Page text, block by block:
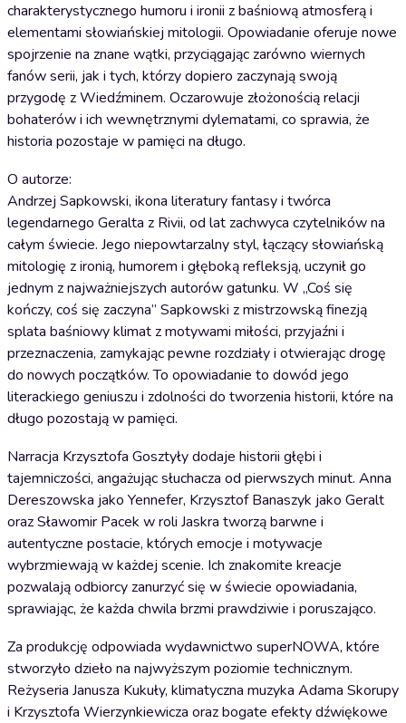
charakterystycznego humoru i ironii z baśniową atmosferą i
elementami słowiańskiej mitologii. Opowiadanie oferuje nowe
spojrzenie na znane wątki, przyciągając zarówno wiernych
fanów serii, jak i tych, którzy dopiero zaczynają swoją
przygodę z Wiedźminem. Oczarowuje złożonością relacji
bohaterów i ich wewnętrznymi dylematami, co sprawia, że
historia pozostaje w pamięci na długo.
O autorze:
Andrzej Sapkowski, ikona literatury fantasy i twórca
legendarnego Geralta z Rivii, od lat zachwyca czytelników na
całym świecie. Jego niepowtarzalny styl, łączący słowiańską
mitologię z ironią, humorem i głęboką refleksją, uczynił go
jednym z najważniejszych autorów gatunku. W „Coś się
kończy, coś się zaczyna” Sapkowski z mistrzowską finezją
splata baśniowy klimat z motywami miłości, przyjaźni i
przeznaczenia, zamykając pewne rozdziały i otwierając drogę
do nowych początków. To opowiadanie to dowód jego
literackiego geniuszu i zdolności do tworzenia historii, które na
długo pozostają w pamięci.
Narracja Krzysztofa Gosztyły dodaje historii głębi i
tajemniczości, angażując słuchacza od pierwszych minut. Anna
Dereszowska jako Yennefer, Krzysztof Banaszyk jako Geralt
oraz Sławomir Pacek w roli Jaskra tworzą barwne i
autentyczne postacie, których emocje i motywacje
wybrzmiewają w każdej scenie. Ich znakomite kreacje
pozwalają odbiorcy zanurzyć się w świecie opowiadania,
sprawiając, że każda chwila brzmi prawdziwie i poruszająco.
Za produkcję odpowiada wydawnictwo superNOWA, które
stworzyło dzieło na najwyższym poziomie technicznym.
Reżyseria Janusza Kukuły, klimatyczna muzyka Adama Skorupy
i Krzysztofa Wierzynkiewicza oraz bogate efekty dźwiękowe